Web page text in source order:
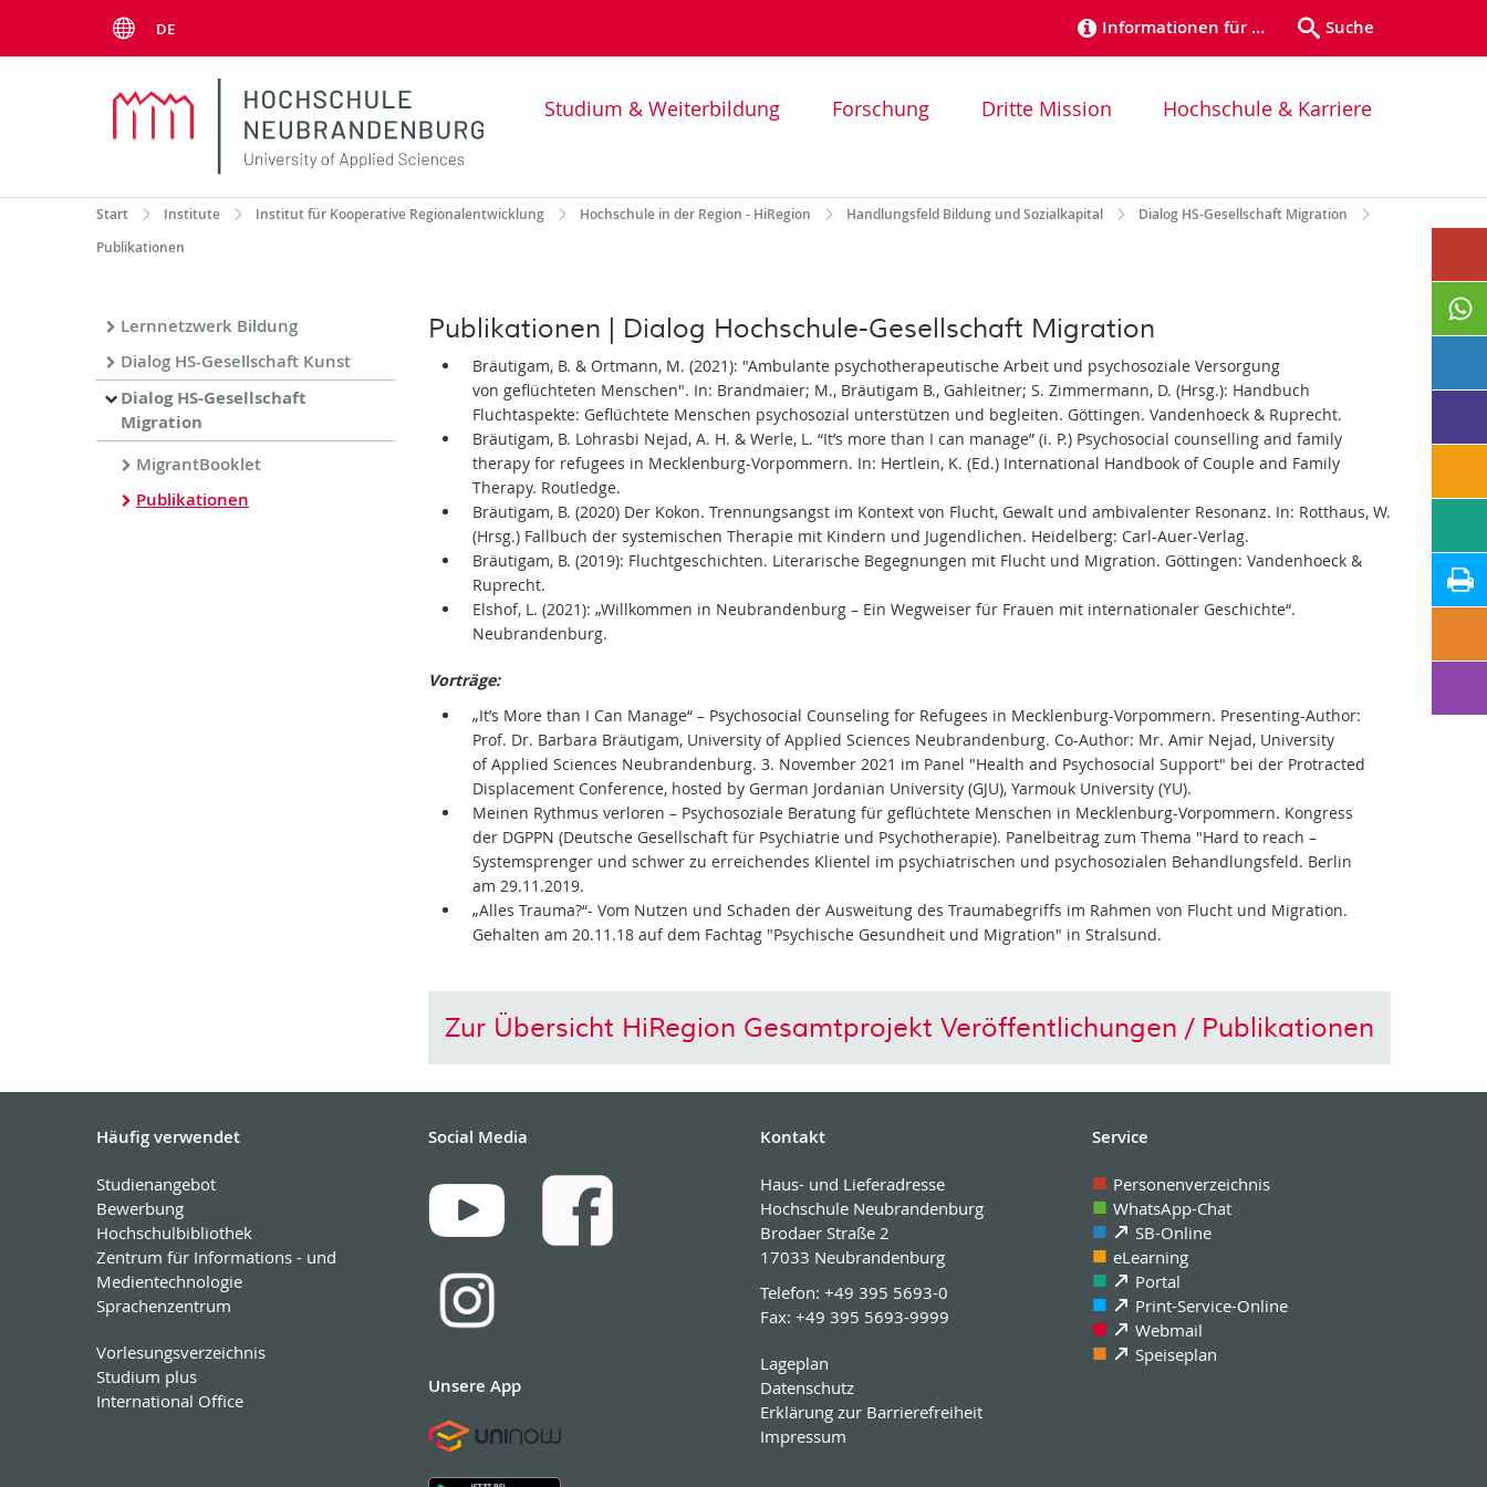
DE Informationen für … Suche
Studium & Weiterbildung Forschung Dritte Mission Hochschule & Karriere
Start Institute Institut für Kooperative Regionalentwicklung Hochschule in der Region - HiRegion Handlungsfeld Bildung und Sozialkapital
Dialog HS-Gesellschaft Migration
Publikationen
Lernnetzwerk Bildung
Dialog HS-Gesellschaft Kunst
Dialog HS-Gesellschaft
Migration
MigrantBooklet
Publikationen
Publikationen | Dialog Hochschule-Gesellschaft Migration
Bräutigam, B. & Ortmann, M. (2021): "Ambulante psychotherapeutische Arbeit und psychosoziale Versorgung
von geflüchteten Menschen". In: Brandmaier; M., Bräutigam B., Gahleitner; S. Zimmermann, D. (Hrsg.): Handbuch
Fluchtaspekte: Geflüchtete Menschen psychosozial unterstützen und begleiten. Göttingen. Vandenhoeck & Ruprecht.
Bräutigam, B. Lohrasbi Nejad, A. H. & Werle, L. “It’s more than I can manage” (i. P.) Psychosocial counselling and family
therapy for refugees in Mecklenburg-Vorpommern. In: Hertlein, K. (Ed.) International Handbook of Couple and Family
Therapy. Routledge.
Bräutigam, B. (2020) Der Kokon. Trennungsangst im Kontext von Flucht, Gewalt und ambivalenter Resonanz. In: Rotthaus, W.
(Hrsg.) Fallbuch der systemischen Therapie mit Kindern und Jugendlichen. Heidelberg: Carl-Auer-Verlag.
Bräutigam, B. (2019): Fluchtgeschichten. Literarische Begegnungen mit Flucht und Migration. Göttingen: Vandenhoeck &
Ruprecht.
Elshof, L. (2021): „Willkommen in Neubrandenburg – Ein Wegweiser für Frauen mit internationaler Geschichte“.
Neubrandenburg.
Vorträge:
„It’s More than I Can Manage“ – Psychosocial Counseling for Refugees in Mecklenburg-Vorpommern. Presenting-Author:
Prof. Dr. Barbara Bräutigam, University of Applied Sciences Neubrandenburg. Co-Author: Mr. Amir Nejad, University
of Applied Sciences Neubrandenburg. 3. November 2021 im Panel "Health and Psychosocial Support" bei der Protracted
Displacement Conference, hosted by German Jordanian University (GJU), Yarmouk University (YU).
Meinen Rythmus verloren – Psychosoziale Beratung für geflüchtete Menschen in Mecklenburg-Vorpommern. Kongress
der DGPPN (Deutsche Gesellschaft für Psychiatrie und Psychotherapie). Panelbeitrag zum Thema "Hard to reach –
Systemsprenger und schwer zu erreichendes Klientel im psychiatrischen und psychosozialen Behandlungsfeld. Berlin
am 29.11.2019.
„Alles Trauma?“- Vom Nutzen und Schaden der Ausweitung des Traumabegriffs im Rahmen von Flucht und Migration.
Gehalten am 20.11.18 auf dem Fachtag "Psychische Gesundheit und Migration" in Stralsund.
Zur Übersicht HiRegion Gesamtprojekt Veröffentlichungen / Publikationen
Häufig verwendet
Studienangebot
Bewerbung
Hochschulbibliothek
Zentrum für Informations - und
Medientechnologie
Sprachenzentrum
Vorlesungsverzeichnis
Studium plus
International Office
Social Media
Unsere App
Kontakt
Haus- und Lieferadresse
Hochschule Neubrandenburg
Brodaer Straße 2
17033 Neubrandenburg
Telefon: +49 395 5693-0
Fax: +49 395 5693-9999
Lageplan
Datenschutz
Erklärung zur Barrierefreiheit
Impressum
Service
Personenverzeichnis
WhatsApp-Chat
SB-Online
eLearning
Portal
Print-Service-Online
Webmail
Speiseplan